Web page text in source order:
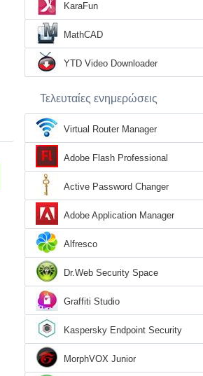
KaraFun
MathCAD
YTD Video Downloader
Τελευταίες ενημερώσεις
Virtual Router Manager
Adobe Flash Professional
Active Password Changer
Adobe Application Manager
Alfresco
Dr.Web Security Space
Graffiti Studio
Kaspersky Endpoint Security
MorphVOX Junior